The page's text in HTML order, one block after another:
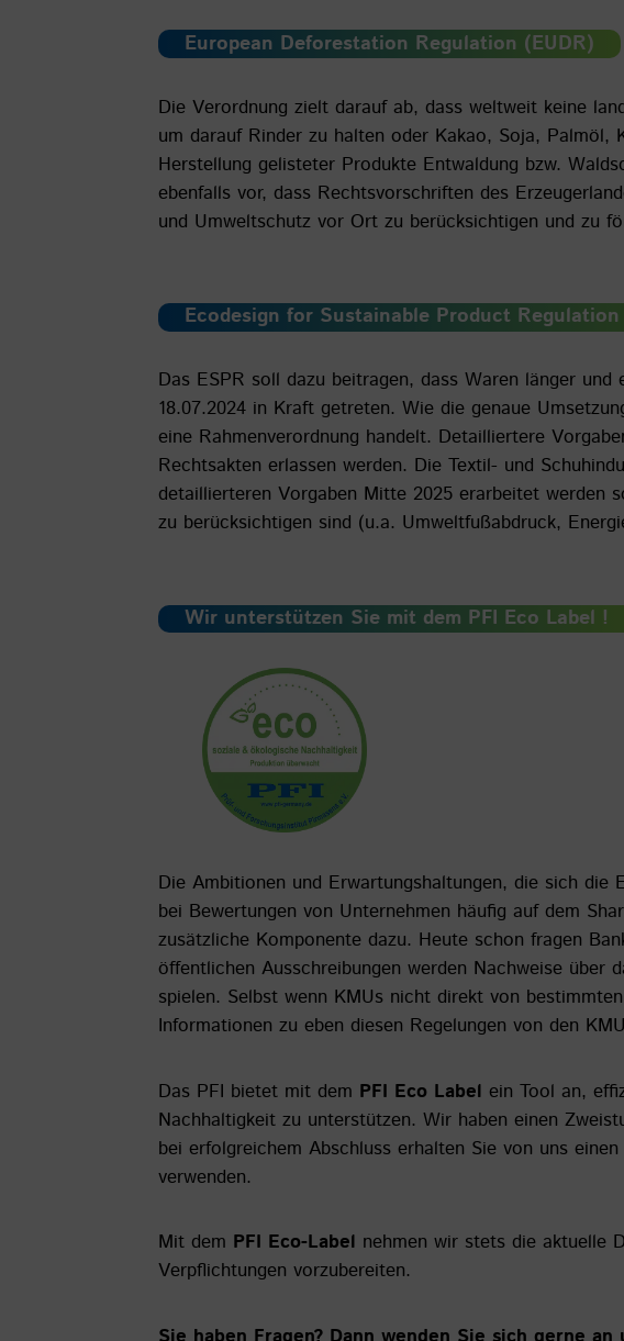
European Deforestation Regulation (EUDR)
Die Verordnung zielt darauf ab, dass weltweit keine
um darauf Rinder zu halten oder Kakao, Soja, Palmöl,
Herstellung gelisteter Produkte Entwaldung bzw.
ebenfalls vor, dass Rechtsvorschriften des
und Umweltschutz vor Ort zu berücksichtigen und zu
Ecodesign for Sustainable Product Regulation
Das ESPR soll dazu beitragen, dass Waren länger
18.07.2024 in Kraft getreten. Wie die genaue
eine Rahmenverordnung handelt. Detailliertere
Rechtsakten erlassen werden. Die Textil- und
detaillierteren Vorgaben Mitte 2025 erarbeitet werden
zu berücksichtigen sind (u.a. Umweltfußabdruck,
Wir unterstützen Sie mit dem PFI Eco Label !
Die Ambitionen und Erwartungshaltungen, die sich
bei Bewertungen von Unternehmen häufig auf dem
zusätzliche Komponente dazu. Heute schon fragen
öffentlichen Ausschreibungen werden Nachweise über
spielen. Selbst wenn KMUs nicht direkt von
Informationen zu eben diesen Regelungen von den
Das PFI bietet mit dem PFI Eco Label ein Tool an,
Nachhaltigkeit zu unterstützen. Wir haben einen
bei erfolgreichem Abschluss erhalten Sie von uns
verwenden.
Mit dem PFI Eco-Label nehmen wir stets die aktuelle
Verpflichtungen vorzubereiten.